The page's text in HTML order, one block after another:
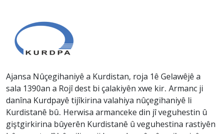
Ajansa Nûçegihaniyê a Kurdistan, roja 1ê Gelawêjê a
sala 1390an a Rojî dest bi çalakiyên xwe kir. Armanc ji
danîna Kurdpayê tijîkirina valahiya nûçegihaniyê li
Kurdistanê bû. Herwisa armanceke din jî veguhestin û
giştgirkirina bûyerên Kurdistanê û veguhestina rastiyên